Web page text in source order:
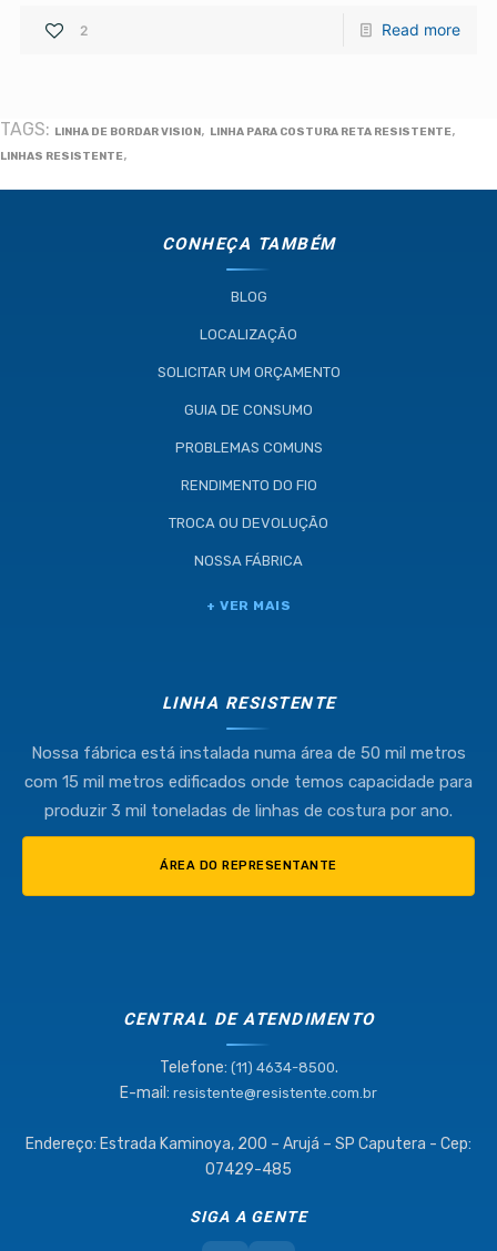
2 Read more
TAGS: LINHA DE BORDAR VISION, LINHA PARA COSTURA RETA RESISTENTE,
LINHAS RESISTENTE,
CONHEÇA TAMBÉM
BLOG
LOCALIZAÇÃO
SOLICITAR UM ORÇAMENTO
GUIA DE CONSUMO
PROBLEMAS COMUNS
RENDIMENTO DO FIO
TROCA OU DEVOLUÇÃO
NOSSA FÁBRICA
+ VER MAIS
LINHA RESISTENTE
Nossa fábrica está instalada numa área de 50 mil metros
com 15 mil metros edificados onde temos capacidade para
produzir 3 mil toneladas de linhas de costura por ano.
ÁREA DO REPRESENTANTE
CENTRAL DE ATENDIMENTO
Telefone: (11) 4634-8500.
E-mail: resistente@resistente.com.br
Endereço: Estrada Kaminoya, 200 – Arujá – SP Caputera - Cep:
07429-485
SIGA A GENTE